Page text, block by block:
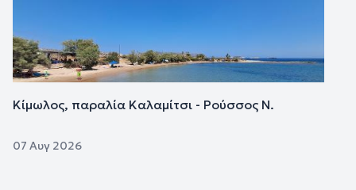
Κίμωλος, παραλία Καλαμίτσι - Ρούσσος Ν.
07 Αυγ 2026